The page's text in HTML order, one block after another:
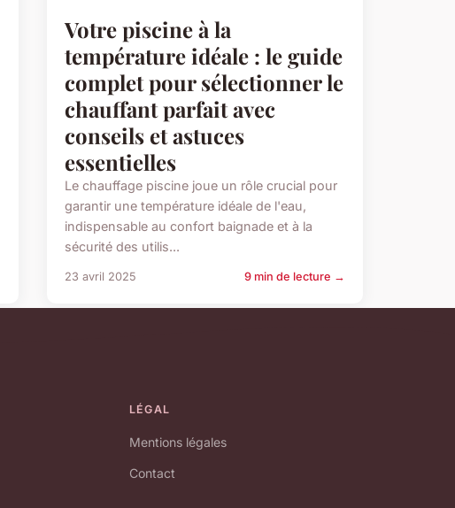
Votre piscine à la
température idéale : le guide
complet pour sélectionner le
chauffant parfait avec
conseils et astuces
essentielles
Le chauffage piscine joue un rôle crucial pour
garantir une température idéale de l'eau,
indispensable au confort baignade et à la
sécurité des utilis...
23 avril 2025 9 min de lecture →
LÉGAL
Mentions légales
Contact